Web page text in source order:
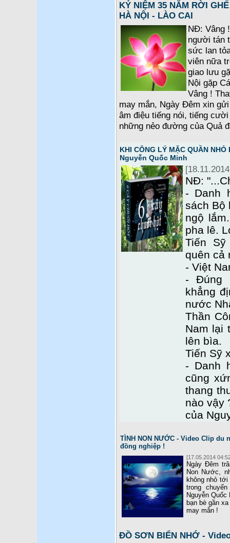
KỶ NIỆM 35 NĂM RỜI
HÀ NỘI - LÀO CAI
NĐ: Vâng
người tán
sức lan
viên nữa
giao lưu
Nội gặp
Vâng !
may mắn, Ngày Đêm xin
âm điệu tiếng nói, tiếng
những nẻo đường của Quả
KHI CÔNG LÝ MẶC QUẦN
Nguyễn Quốc Minh
NĐ:
- Danh
sách Bộ
ngộ
pha lê.
Tiến
quên cả
- Việt
- Đúng
khẳng
nước
Thần
Nam lại
lên bìa.
Tiến Sỹ
- Danh
cũng
thang
nào vậy
của
TÌNH NON NƯỚC - Video Clip du
đồng nghiệp !
[17.05.2014
Ngày Đêm
Non Nước,
không nhỏ
trong
Nguyễn
bạn bè gần
may mắn !
ĐỒ SƠN BIỂN NHỚ -